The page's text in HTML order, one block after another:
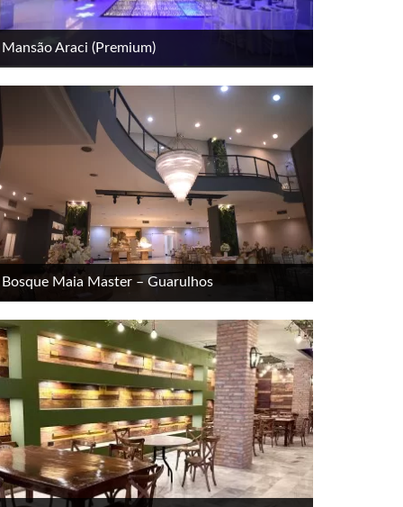
Mansão Araci (Premium)
Bosque Maia Master – Guarulhos